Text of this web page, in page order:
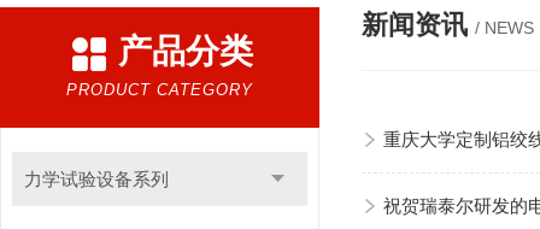
产品分类
PRODUCT CATEGORY
力学试验设备系列
新闻资讯 / NEWS
重庆大学定制铝绞
祝贺瑞泰尔研发的